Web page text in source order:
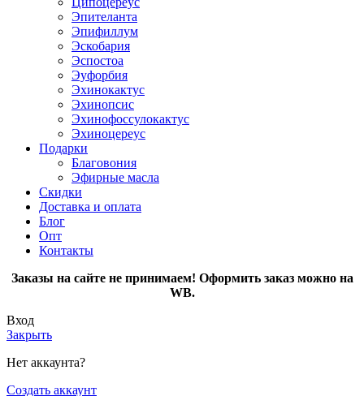
Эпителанта
Эпифиллум
Эскобария
Эспостоа
Эуфорбия
Эхинокактус
Эхинопсис
Эхинофоссулокактус
Эхиноцереус
Подарки
Благовония
Эфирные масла
Скидки
Доставка и оплата
Блог
Опт
Контакты
Заказы на сайте не принимаем! Оформить заказ можно на
WB.
Вход
Закрыть
Нет аккаунта?
Создать аккаунт